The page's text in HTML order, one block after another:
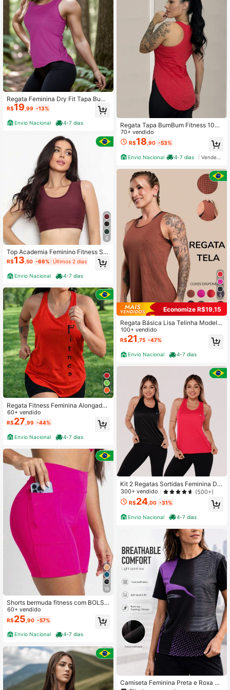
Regata Feminina Dry Fit Tapa Bumb
um Fitness Academia Esportiva Trei
no Corrida Caminhada Casual Carn
aval
R$19 ,99 -13%
Envio Nacional 4-7 dias
4
Top Academia Feminino Fitness Su
plex
R$13 ,50 -66% Últimos 2 dias
Envio Nacional 4-7 dias
Regata Fitness Feminina Alongada
Tapa Bumbum com Estampa Lateral
– Academia, Treino e Caminhada
60+ vendido
R$27 ,99 -44%
Envio Nacional 4-7 dias
16
Shorts bermuda fitness com BOLSO
cintura alta para academia ciclismo
ginastica e atividade ar livre
60+ vendido
R$25 ,90 -57%
Envio Nacional 4-7 dias
Regata Tapa BumBum Fitness 1082
6
70+ vendido
R$18 ,90 -53%
Envio Nacional 4-7 dias
5
Economize R$19,15
Regata Básica Lisa Telinha Modelo
Nadador Feminina Camiseta Acade
mia Treino Musculação Tecido Lev
e GJR Modas
100+ vendido
R$21 ,75 -47%
Envio Nacional 4-7 dias
Kit 2 Regatas Sortidas Feminina Dry
Fit Fitness Academia
300+ vendido (500+)
R$24,00 -31%
Envio Nacional 4-7 dias
Camiseta Feminina Preta e Roxa co